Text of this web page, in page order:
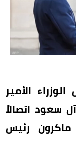
الأمير
سعود اتصالاً
ماكرون رئيس